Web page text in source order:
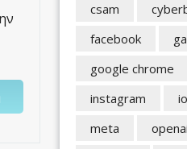
csam
facebook
google chrome
instagram
meta
openai